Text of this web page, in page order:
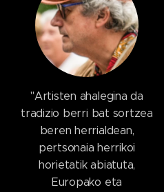
"Artisten ahalegina da
tradizio berri bat sortzea
beren herrialdean,
pertsonaia herrikoi
horietatik abiatuta,
Europako eta